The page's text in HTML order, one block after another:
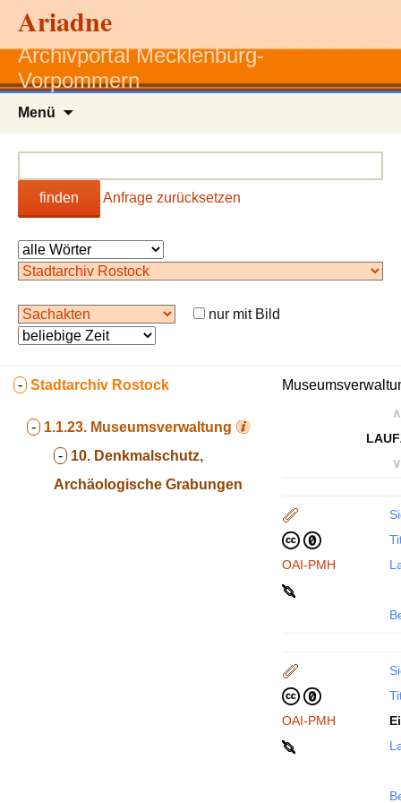
Ariadne
Archivportal Mecklenburg-
Vorpommern
Menü
finden Anfrage zurücksetzen
nur mit Bild
- Stadtarchiv Rostock
- 1.1.23. Museumsverwaltung
- 10. Denkmalschutz,
Archäologische Grabungen
∧
∨
OAI-PMH
OAI-PMH